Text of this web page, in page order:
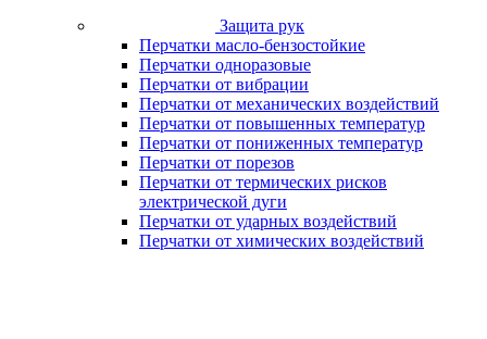
Защита рук
Перчатки масло-бензостойкие
Перчатки одноразовые
Перчатки от вибрации
Перчатки от механических воздействий
Перчатки от повышенных температур
Перчатки от пониженных температур
Перчатки от порезов
Перчатки от термических рисков
электрической дуги
Перчатки от ударных воздействий
Перчатки от химических воздействий